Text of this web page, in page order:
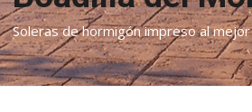
Soleras de hormigón impreso al